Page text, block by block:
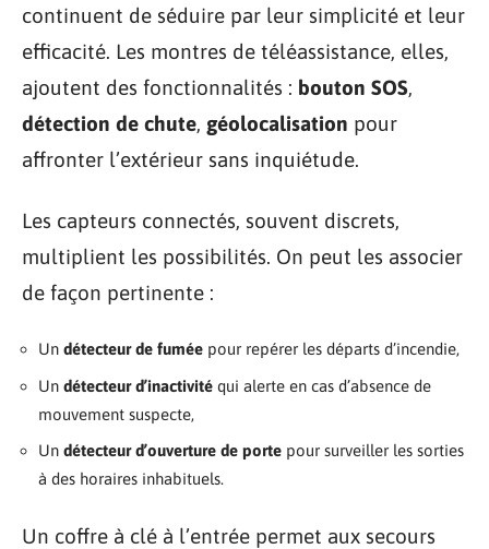
continuent de séduire par leur simplicité et leur
efficacité. Les montres de téléassistance, elles,
ajoutent des fonctionnalités : bouton SOS,
détection de chute, géolocalisation pour
affronter l’extérieur sans inquiétude.
Les capteurs connectés, souvent discrets,
multiplient les possibilités. On peut les associer
de façon pertinente :
Un détecteur de fumée pour repérer les départs d’incendie,
Un détecteur d’inactivité qui alerte en cas d’absence de
mouvement suspecte,
Un détecteur d’ouverture de porte pour surveiller les sorties
à des horaires inhabituels.
Un coffre à clé à l’entrée permet aux secours